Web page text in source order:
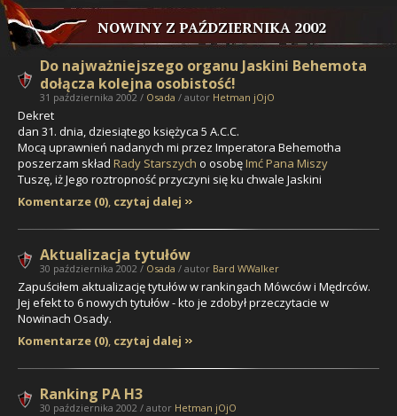
NOWINY Z PAŹDZIERNIKA 2002
Do najważniejszego organu Jaskini Behemota
dołącza kolejna osobistość!
31 października 2002 / Osada / autor Hetman jOjO
Dekret
dan 31. dnia, dziesiątego księżyca 5 A.C.C.
Mocą uprawnień nadanych mi przez Imperatora Behemotha
poszerzam skład Rady Starszych o osobęImć Pana Miszy
Tuszę, iż Jego roztropność przyczyni się ku chwale Jaskini
Komentarze (0), czytaj dalej
Aktualizacja tytułów
30 października 2002 / Osada / autor Bard WWalker
Zapuściłem aktualizację tytułów w rankingach Mówców i Mędrców.
Jej efekt to 6 nowych tytułów - kto je zdobył przeczytacie w
Nowinach Osady.
Komentarze (0), czytaj dalej
Ranking PA H3
30 października 2002 / autor Hetman jOjO